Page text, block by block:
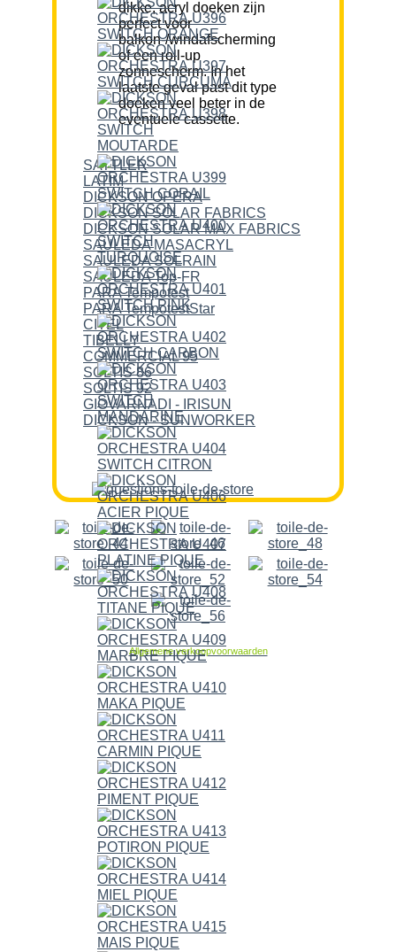
dikke, acryl doeken zijn
perfect voor
balkon-/windafscherming
of een roll-up
zonnescherm. In het
laatste geval past dit type
doeken veel beter in de
eventuele cassette.
SATTLER
LATIM
DICKSON OPERA
DICKSON SOLAR FABRICS
DICKSON SOLAR MAX FABRICS
SAULEDA MASACRYL
SAULEDA SOLRAIN
SAULEDA Top-FR
PARA Tempotest
PARA TempotestStar
CITEL
TIBELLY
COMMERCIAL 95
SOLTIS 86
SOLTIS 92
GIOVARNADI - IRISUN
DICKSON - SUNWORKER
Allgemene verkoopvoorwaarden